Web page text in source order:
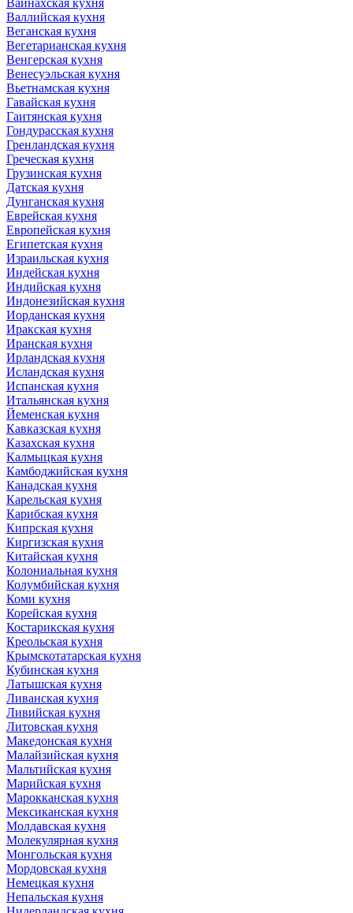
Валлийская кухня
Веганская кухня
Вегетарианская кухня
Венгерская кухня
Венесуэльская кухня
Вьетнамская кухня
Гавайская кухня
Гаитянская кухня
Гондурасская кухня
Гренландская кухня
Греческая кухня
Грузинская кухня
Датская кухня
Дунганская кухня
Еврейская кухня
Европейская кухня
Египетская кухня
Израильская кухня
Индейская кухня
Индийская кухня
Индонезийская кухня
Иорданская кухня
Иракская кухня
Иранская кухня
Ирландская кухня
Исландская кухня
Испанская кухня
Итальянская кухня
Йеменская кухня
Кавказская кухня
Казахская кухня
Калмыцкая кухня
Камбоджийская кухня
Канадская кухня
Карельская кухня
Карибская кухня
Кипрская кухня
Киргизская кухня
Китайская кухня
Колониальная кухня
Колумбийская кухня
Коми кухня
Корейская кухня
Костарикская кухня
Креольская кухня
Крымскотатарская кухня
Кубинская кухня
Латышская кухня
Ливанская кухня
Ливийская кухня
Литовская кухня
Македонская кухня
Малайзийская кухня
Мальтийская кухня
Марийская кухня
Марокканская кухня
Мексиканская кухня
Молдавская кухня
Молекулярная кухня
Монгольская кухня
Мордовская кухня
Немецкая кухня
Непальская кухня